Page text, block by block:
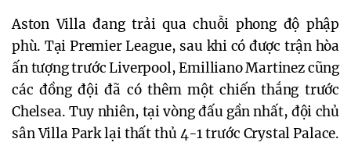
Aston Villa đang trải qua chuỗi phong độ phập
phù. Tại Premier League, sau khi có được trận hòa
ấn tượng trước Liverpool, Emilliano Martinez cũng
các đồng đội đã có thêm một chiến thắng trước
Chelsea. Tuy nhiên, tại vòng đấu gần nhất, đội chủ
sân Villa Park lại thất thủ 4-1 trước Crystal Palace.